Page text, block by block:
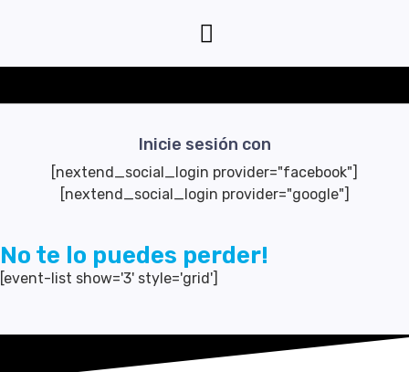
Inicie sesión con
[nextend_social_login provider="facebook"]
[nextend_social_login provider="google"]
No te lo puedes perder!
[event-list show='3' style='grid']